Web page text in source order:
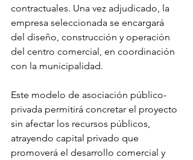
contractuales. Una vez adjudicado, la
empresa seleccionada se encargará
del diseño, construcción y operación
del centro comercial, en coordinación
con la municipalidad.
Este modelo de asociación público-
privada permitirá concretar el proyecto
sin afectar los recursos públicos,
atrayendo capital privado que
promoverá el desarrollo comercial y